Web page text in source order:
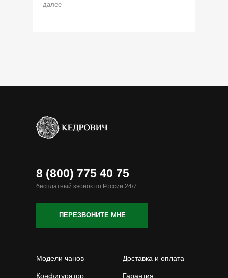
далее
8 (800) 775 40 75
бесплатный звонок по России 24/7
ПЕРЕЗВОНИТЕ МНЕ
Модели чанов Доставка и оплата
Конфигуратор Гарантия